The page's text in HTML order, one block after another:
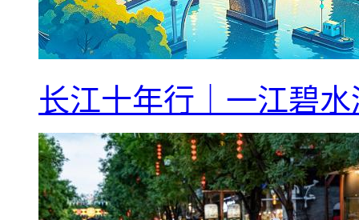
长江十年行｜一江碧